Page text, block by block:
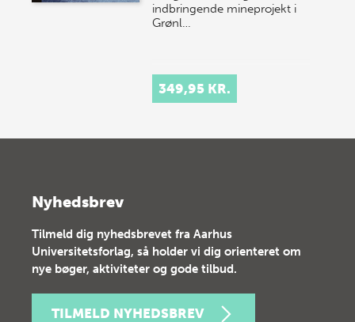
indbringende mineprojekt i
Grønl…
349,95 KR.
Nyhedsbrev
Tilmeld dig nyhedsbrevet fra Aarhus
Universitetsforlag, så holder vi dig orienteret om
nye bøger, aktiviteter og gode tilbud.
TILMELD NYHEDSBREV